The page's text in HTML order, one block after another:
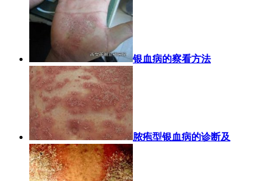
银血病的察看方法
脓疱型银血病的诊断及